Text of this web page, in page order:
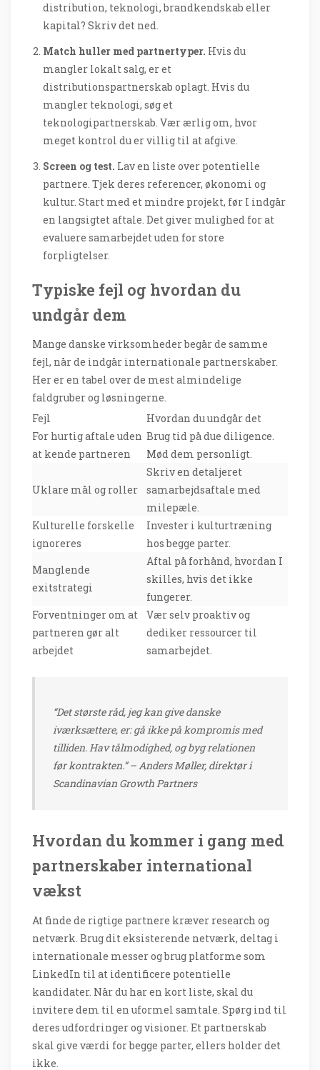
distribution, teknologi, brandkendskab eller
kapital? Skriv det ned.
Match huller med partnertyper. Hvis du
mangler lokalt salg, er et
distributionspartnerskab oplagt. Hvis du
mangler teknologi, søg et
teknologipartnerskab. Vær ærlig om, hvor
meget kontrol du er villig til at afgive.
Screen og test. Lav en liste over potentielle
partnere. Tjek deres referencer, økonomi og
kultur. Start med et mindre projekt, før I indgår
en langsigtet aftale. Det giver mulighed for at
evaluere samarbejdet uden for store
forpligtelser.
Typiske fejl og hvordan du
undgår dem
Mange danske virksomheder begår de samme
fejl, når de indgår internationale partnerskaber.
Her er en tabel over de mest almindelige
faldgruber og løsningerne.
Fejl
Hvordan du undgår det
For hurtig aftale uden
at kende partneren
Brug tid på due diligence.
Mød dem personligt.
Uklare mål og roller
Skriv en detaljeret
samarbejdsaftale med
milepæle.
Kulturelle forskelle
ignoreres
Invester i kulturtræning
hos begge parter.
Manglende
exitstrategi
Aftal på forhånd, hvordan I
skilles, hvis det ikke
fungerer.
Forventninger om at
partneren gør alt
arbejdet
Vær selv proaktiv og
dediker ressourcer til
samarbejdet.
“Det største råd, jeg kan give danske
iværksættere, er: gå ikke på kompromis med
tilliden. Hav tålmodighed, og byg relationen
før kontrakten.” – Anders Møller, direktør i
Scandinavian Growth Partners
Hvordan du kommer i gang med
partnerskaber international
vækst
At finde de rigtige partnere kræver research og
netværk. Brug dit eksisterende netværk, deltag i
internationale messer og brug platforme som
LinkedIn til at identificere potentielle
kandidater. Når du har en kort liste, skal du
invitere dem til en uformel samtale. Spørg ind til
deres udfordringer og visioner. Et partnerskab
skal give værdi for begge parter, ellers holder det
ikke.